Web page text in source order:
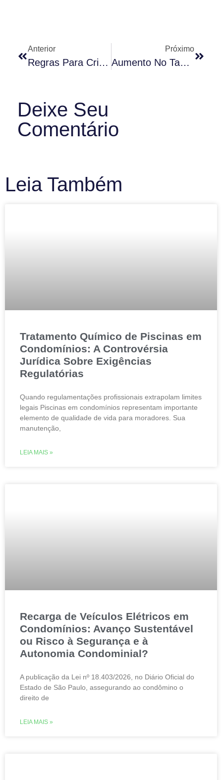
Anterior
Regras Para Crianças Nos Condomínios
Próximo
Aumento No Tamanho Das Vagas De Garagem
Deixe Seu
Comentário
Leia Também
Tratamento Químico de Piscinas em
Condomínios: A Controvérsia
Jurídica Sobre Exigências
Regulatórias
Quando regulamentações profissionais extrapolam limites
legais Piscinas em condomínios representam importante
elemento de qualidade de vida para moradores. Sua
manutenção,
LEIA MAIS »
Recarga de Veículos Elétricos em
Condomínios: Avanço Sustentável
ou Risco à Segurança e à
Autonomia Condominial?
A publicação da Lei nº 18.403/2026, no Diário Oficial do
Estado de São Paulo, assegurando ao condômino o
direito de
LEIA MAIS »